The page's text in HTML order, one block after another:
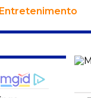
Entretenimento